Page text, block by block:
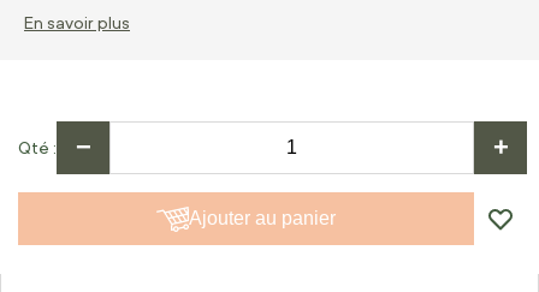
En savoir plus
Qté − +
Ajouter au panier